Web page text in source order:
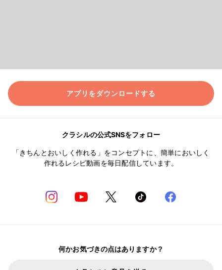
アプリをダウンロードする
クラシルの公式SNSをフォロー
「きちんとおいしく作れる」をコンセプトに、簡単においしく
作れるレシピ動画を毎日配信しています。
何かお気づきの点はありますか？